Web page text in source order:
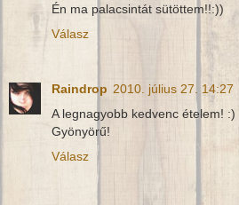
Én ma palacsintát sütöttem!!:))
Válasz
Raindrop 2010. július 27. 14:27
A legnagyobb kedvenc ételem! :)
Gyönyörű!
Válasz